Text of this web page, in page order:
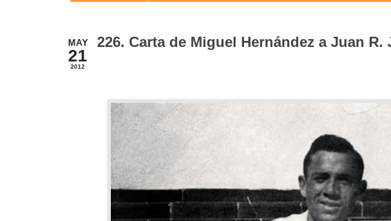
MAY
21
2012
226. Carta de Miguel Hernández a Juan R.